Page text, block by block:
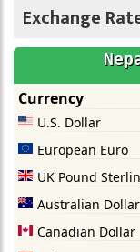
Exchange